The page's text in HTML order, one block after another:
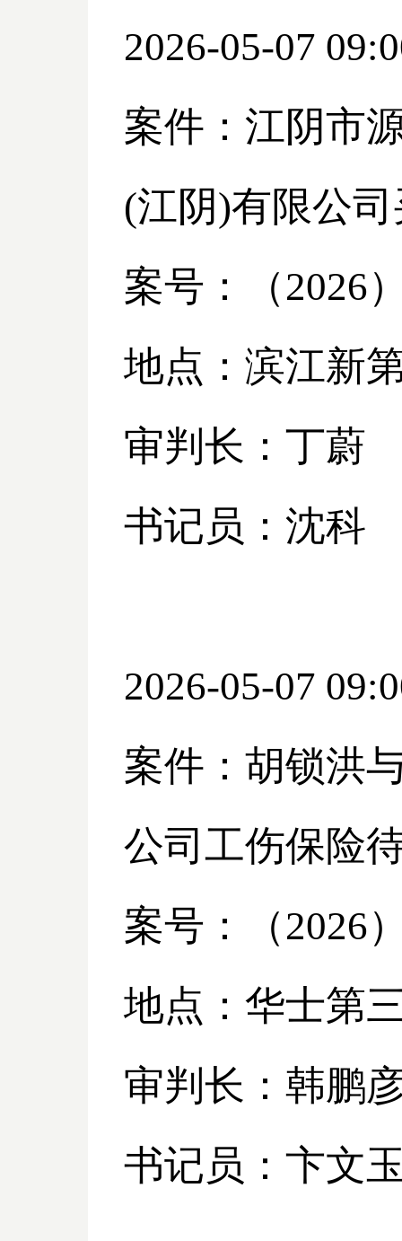
2026-05-07
案件：江阴市
(江阴)有限公
案号：（2026
地点：滨江新
审判长：丁蔚
书记员：沈科
2026-05-07
案件：胡锁洪
公司工伤保险
案号：（2026
地点：华士第
审判长：韩鹏
书记员：卞文